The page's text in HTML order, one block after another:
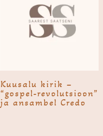
Kuusalu kirik –
“gospel-revolutsioon”
ja ansambel Credo